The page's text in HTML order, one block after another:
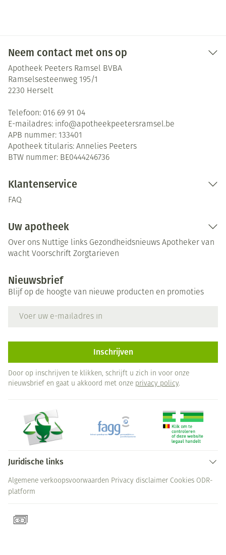
Neem contact met ons op
Apotheek Peeters Ramsel BVBA
Ramselsesteenweg 195/1
2230 Herselt
Telefoon: 016 69 91 04
E-mailadres: info@apotheekpeetersramsel.be
APB nummer: 133401
Apotheek titularis: Annelies Peeters
BTW nummer: BE0444246736
Klantenservice
FAQ
Uw apotheek
Over ons Nuttige links Gezondheidsnieuws Apotheker van
wacht Voorschrift Zorgtarieven
Nieuwsbrief
Blijf op de hoogte van nieuwe producten en promoties
Inschrijven
Door op inschrijven te klikken, schrijft u zich in voor onze
nieuwsbrief en gaat u akkoord met onze privacy policy.
Juridische links
Algemene verkoopsvoorwaarden Privacy disclaimer Cookies ODR-
platform